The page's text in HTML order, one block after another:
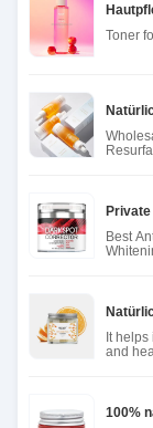
Toner
Best
It
and
100%